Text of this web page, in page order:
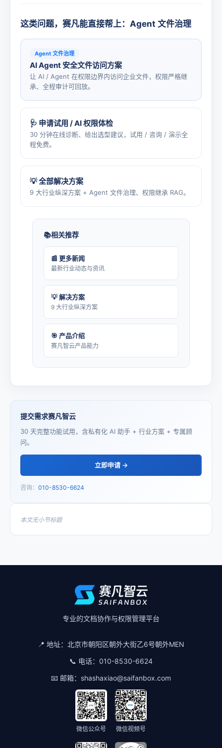
这类问题，赛凡能直接帮上：Agent 文件治理
Agent 文件治理
AI Agent 安全文件访问方案
让 AI / Agent 在权限边界内访问企业文件，权限严格继
承、全程审计可回放。
🩺 申请试用 / AI 权限体检
30 分钟在线诊断、给出选型建议，试用 / 咨询 / 演示全
程免费。
💡 全部解决方案
9 大行业纵深方案 + Agent 文件治理、权限继承 RAG。
相关推荐
📰 更多新闻
最新行业动态与资讯
💡 解决方案
9 大行业纵深方案
🎯 产品介绍
赛凡智云产品能力
提交需求赛凡智云
30 天完整功能试用，含私有化 AI 助手 + 行业方案 + 专属顾
问。
立即申请 →
咨询： 010-8530-6624
本文无小节标题
专业的文档协作与权限管理平台
📍 地址： 北京市朝阳区朝外大街乙6号朝外MEN
📞 电话： 010-8530-6624
📧 邮箱： shashaxiao@saifanbox.com
微信公众号 微信视频号